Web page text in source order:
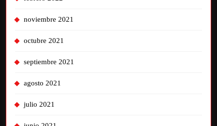
noviembre 2021
octubre 2021
septiembre 2021
agosto 2021
julio 2021